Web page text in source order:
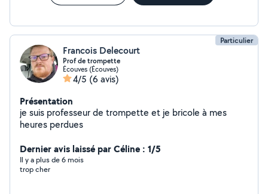
Particulier
Francois Delecourt
Prof de trompette
Écouves (Écouves)
4/5 (6 avis)
Présentation
je suis professeur de trompette et je bricole à mes
heures perdues
Dernier avis laissé par Céline : 1/5
Il y a plus de 6 mois
trop cher